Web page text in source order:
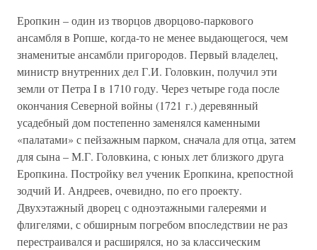
Еропкин – один из творцов дворцово-паркового
ансамбля в Ропше, когда-то не менее выдающегося, чем
знаменитые ансамбли пригородов. Первый владелец,
министр внутренних дел Г.И. Головкин, получил эти
земли от Петра I в 1710 году. Через четыре года после
окончания Северной войны (1721 г.) деревянный
усадебный дом постепенно заменялся каменными
«палатами» с пейзажным парком, сначала для отца, затем
для сына – М.Г. Головкина, с юных лет близкого друга
Еропкина. Постройку вел ученик Еропкина, крепостной
зодчий И. Андреев, очевидно, по его проекту.
Двухэтажный дворец с одноэтажными галереями и
флигелями, с обширным погребом впоследствии не раз
перестраивался и расширялся, но за классическим